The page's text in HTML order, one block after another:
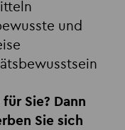
und
Sie? Dann
Sie sich